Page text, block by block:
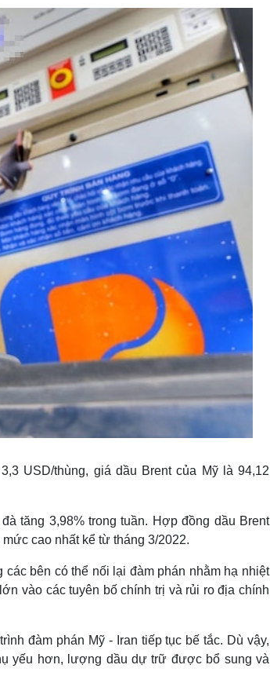
USD/thùng, giá dầu Brent của Mỹ là 94,12
tăng 3,98% trong tuần. Hợp đồng dầu Brent
cao nhất kể từ tháng 3/2022.
bên có thể nối lại đàm phán nhằm hạ nhiệt
vào các tuyên bố chính trị và rủi ro địa chính
đàm phán Mỹ - Iran tiếp tục bế tắc. Dù vậy,
yếu hơn, lượng dầu dự trữ được bổ sung và